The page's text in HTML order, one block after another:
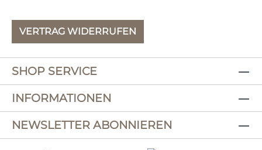
VERTRAG WIDERRUFEN
SHOP SERVICE
INFORMATIONEN
NEWSLETTER ABONNIEREN